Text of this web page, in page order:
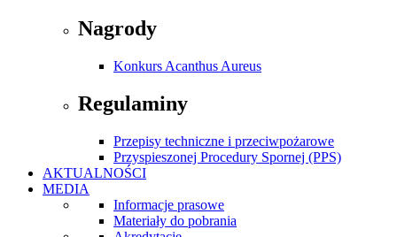
Nagrody
Konkurs Acanthus Aureus
Regulaminy
Przepisy techniczne i przeciwpożarowe
Przyspieszonej Procedury Spornej (PPS)
AKTUALNOŚCI
MEDIA
Informacje prasowe
Materiały do pobrania